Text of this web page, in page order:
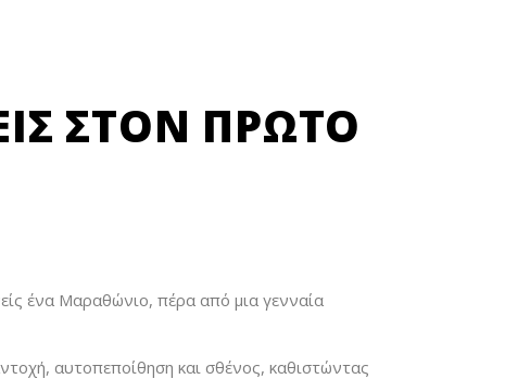
ΣΤΟΝ ΠΡΏΤΟ
ένα Μαραθώνιο, πέρα από μια γενναία
αυτοπεποίθηση και σθένος, καθιστώντας